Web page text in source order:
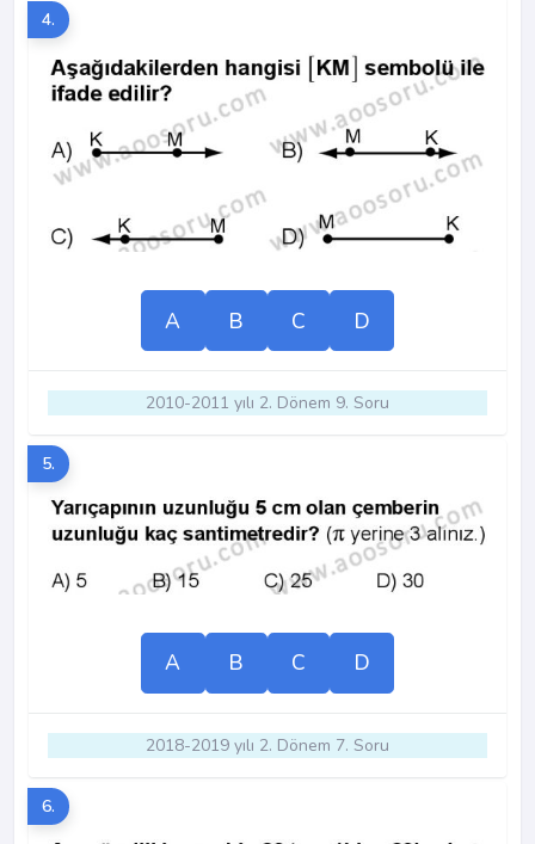
4.
A B C D
2010-2011 yılı 2. Dönem 9. Soru
5.
A B C D
2018-2019 yılı 2. Dönem 7. Soru
6.